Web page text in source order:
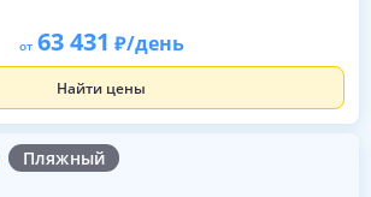
от 63 431 /день
Найти цены
Пляжный